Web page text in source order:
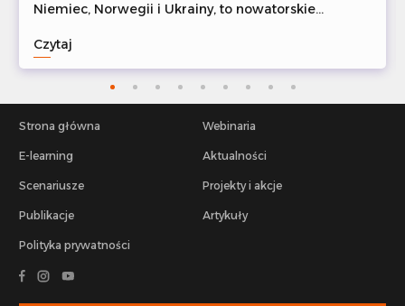
Niemiec, Norwegii i Ukrainy, to nowatorskie
osób dorosłych doświadczających trudności w
czytaniu książek poprzez upowszechnianie metody
uniwersalnego projektowania literatury. W tym
artykule przedstawiamy ideę projektu, zrealizowane
działania oraz udostępnione materiały.
Czytaj
Strona główna Webinaria
E-learning Aktualności
Scenariusze Projekty i akcje
Publikacje Artykuły
Polityka prywatności